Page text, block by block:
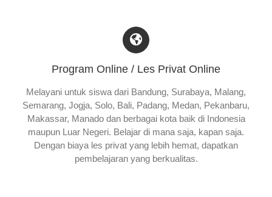
Program Online / Les Privat Online
Melayani untuk siswa dari Bandung, Surabaya, Malang,
Semarang, Jogja, Solo, Bali, Padang, Medan, Pekanbaru,
Makassar, Manado dan berbagai kota baik di Indonesia
maupun Luar Negeri. Belajar di mana saja, kapan saja.
Dengan biaya les privat yang lebih hemat, dapatkan
pembelajaran yang berkualitas.